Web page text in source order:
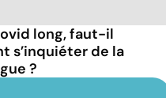
long, faut-il
s’inquiéter de la
?